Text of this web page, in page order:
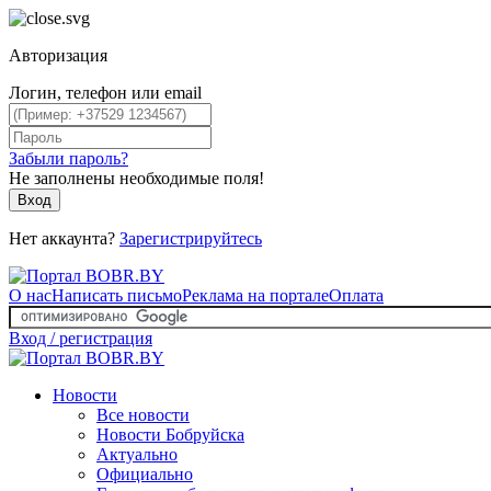
Авторизация
Логин, телефон или email
Забыли пароль?
Не заполнены необходимые поля!
Вход
Нет аккаунта? Зарегистрируйтесь
О насНаписать письмоРеклама на порталеОплата
Вход / регистрация
Новости
Все новости
Новости Бобруйска
Актуально
Официально